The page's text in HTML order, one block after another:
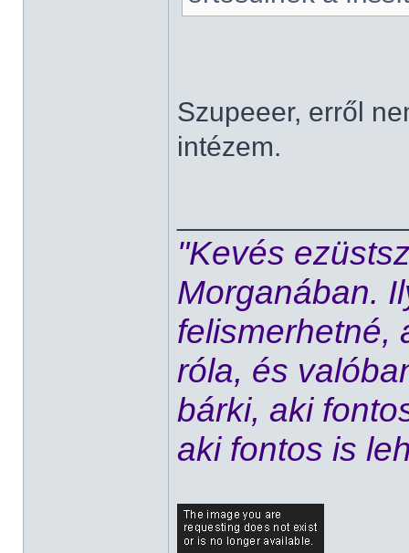
Szupeeer, erről
intézem.
"Kevés
Morganában.
felismerhetné,
róla, és
bárki, aki
aki fontos is